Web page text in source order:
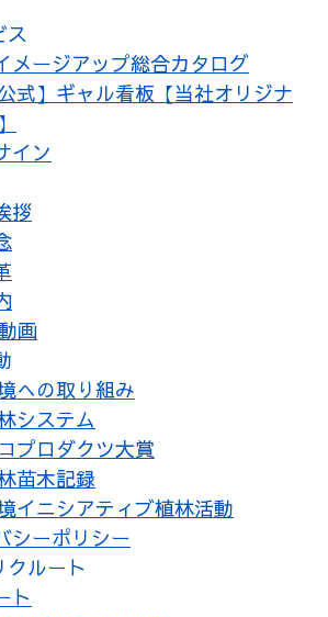
ス
メージアップ総合カタログ
公式】ギャル看板【当社オリジナ
イン
拶
画
への取り組み
システム
プロダクツ大賞
苗木記録
イニシアティブ植林活動
シーポリシー
クルート
ト